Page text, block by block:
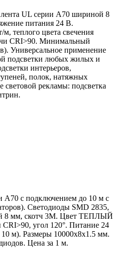
лента UL серии A70 шириной 8
питания 24 В.
теплого цвета свечения
CRI>90. Минимальный
Универсальное применение
подсветки любых жилых и
интерьеров,
полок, натяжных
световой рекламы: подсветка
A70 с подключением до 10 м с
Светодиоды SMD 2835,
8 мм, скотч 3M. Цвет ТЕПЛЫЙ
CRI>90, угол 120°. Питание 24
м). Размеры 10000x8x1.5 мм.
Цена за 1 м.